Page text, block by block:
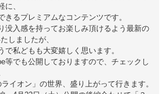
に、
きるプレミアムなコンテンツです。
没入感を持ってお楽しみ頂けるよう最新の
しましたが、
で私どもも大変嬉しく思います。
等でも公開しておりますので、チェックし
イオン」の世界、盛り上がって行きます。